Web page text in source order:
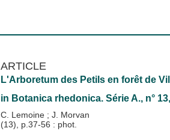
ARTICLE
L'Arboretum des Petils en forêt de
in Botanica rhedonica. Série A., n°
C. Lemoine ; J. Morvan
(13), p.37-56 : phot.